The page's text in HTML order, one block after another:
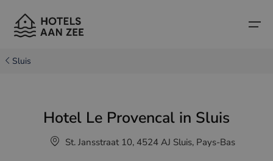
Villes balnéaires populaires
Villes balnéaires populaires
Pays
Sluis
Hotel Le Provencal in Sluis
St. Jansstraat 10, 4524 AJ Sluis, Pays-Bas